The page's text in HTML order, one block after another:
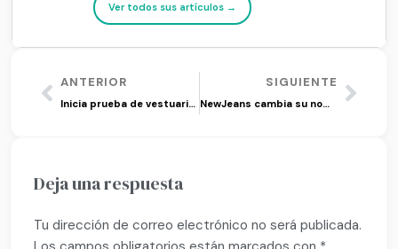
Ver todos sus artículos →
ANTERIOR
Inicia prueba de vestuario de ‘Memoir of Rati’
SIGUIENTE
NewJeans cambia su nombre a NJZ
Deja una respuesta
Tu dirección de correo electrónico no será publicada.